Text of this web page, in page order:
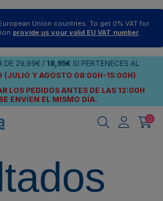
Union countries. To get 0% VAT for
provide us your valid EU VAT number
DE 29,99€ / 18,95€ SI PERTENECES AL
(JULIO Y AGOSTO 08:00H-15:00H)
LOS PEDIDOS ANTES DE LAS 12:00H
ENVÍEN EL MISMO DÍA.
0